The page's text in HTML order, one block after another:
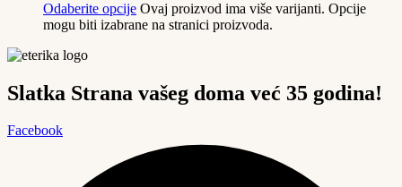
Odaberite opcije Ovaj proizvod ima više varijanti. Opcije
mogu biti izabrane na stranici proizvoda.
Slatka Strana vašeg doma već 35 godina!
Facebook